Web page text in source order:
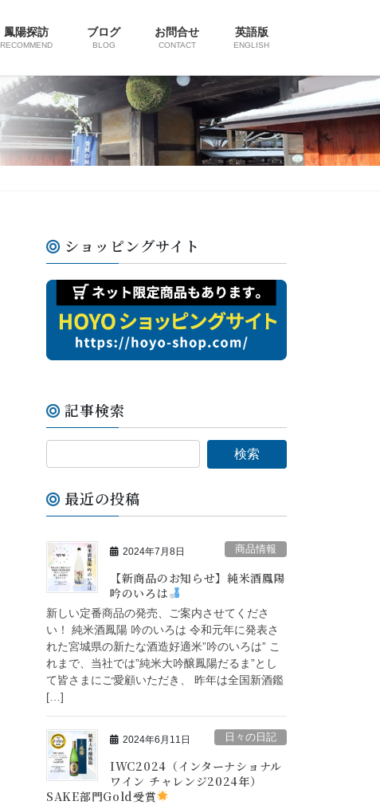
鳳陽探訪
RECOMMEND
ブログ
BLOG
お問合せ
CONTACT
英語版
ENGLISH
ショッピングサイト
記事検索
最近の投稿
2024年7月8日 商品情報
【新商品のお知らせ】純米酒鳳陽
吟のいろは
新しい定番商品の発売、ご案内させてくださ
い！ 純米酒鳳陽 吟のいろは 令和元年に発表さ
れた宮城県の新たな酒造好適米”吟のいろは” こ
れまで、当社では”純米大吟醸鳳陽だるま”とし
て皆さまにご愛顧いただき、 昨年は全国新酒鑑
[…]
2024年6月11日 日々の日記
IWC2024（インターナショナル
ワイン チャレンジ2024年）
SAKE部門Gold受賞